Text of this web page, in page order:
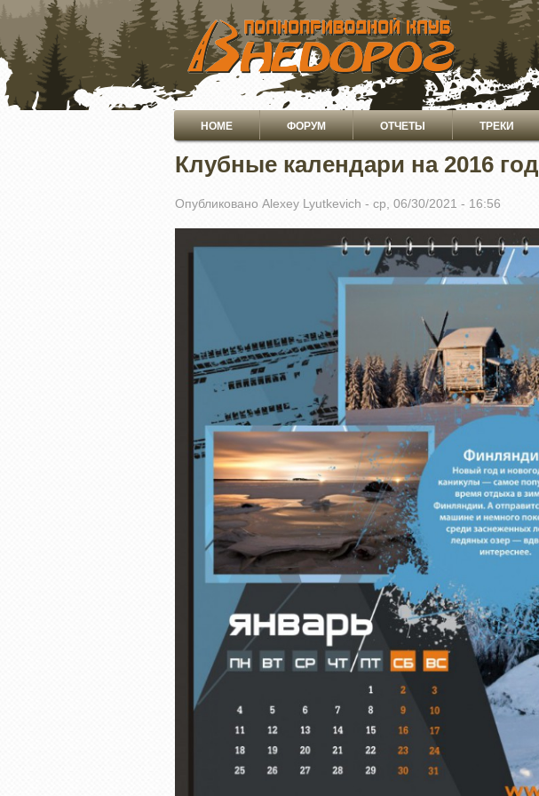
ПЕРЕЙТИ
ОСНОВНОМУ
СОДЕРЖАНИЮ
Основная
навигация
HOME ФОРУМ ОТЧЕТЫ ТРЕКИ
Клубные календари на 2016 год
Опубликовано Alexey Lyutkevich - ср, 06/30/2021 - 16:56